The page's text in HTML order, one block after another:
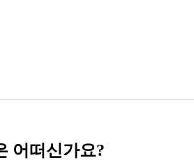
어떠신가요?